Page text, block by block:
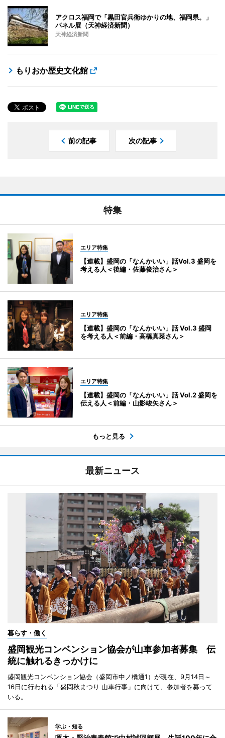
アクロス福岡で「黒田官兵衛ゆかりの地、福岡県。」
パネル展（天神経済新聞）
天神経済新聞
もりおか歴史文化館
前の記事 次の記事
特集
エリア特集
【連載】盛岡の「なんかいい」話Vol.3 盛岡を
考える人＜後編・佐藤俊治さん＞
エリア特集
【連載】盛岡の「なんかいい」話 Vol.3 盛岡
を考える人＜前編・高橋真菜さん＞
エリア特集
【連載】盛岡の「なんかいい」話 Vol.2 盛岡を
伝える人＜前編・山影峻矢さん＞
もっと見る
最新ニュース
暮らす・働く
盛岡観光コンベンション協会が山車参加者募集 伝
統に触れるきっかけに
盛岡観光コンベンション協会（盛岡市中ノ橋通1）が現在、9月14日～
16日に行われる「盛岡秋まつり 山車行事」に向けて、参加者を募って
いる。
学ぶ・知る